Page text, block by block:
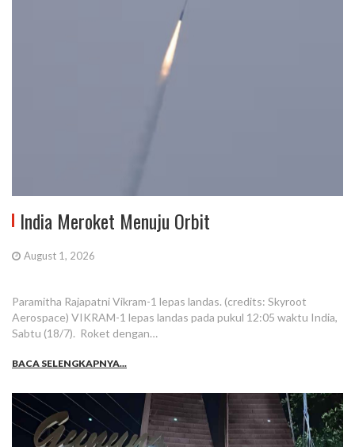
India Meroket Menuju Orbit
August 1, 2026
Paramitha Rajapatni Vikram-1 lepas landas. (credits: Skyroot
Aerospace) VIKRAM-1 lepas landas pada pukul 12:05 waktu India,
Sabtu (18/7). Roket dengan…
BACA SELENGKAPNYA...